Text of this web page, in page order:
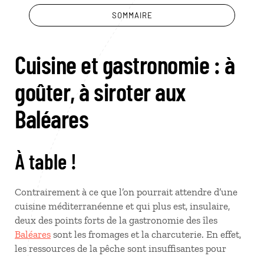
SOMMAIRE
Cuisine et gastronomie : à
goûter, à siroter aux
Baléares
À table !
Contrairement à ce que l’on pourrait attendre d’une
cuisine méditerranéenne et qui plus est, insulaire,
deux des points forts de la gastronomie des îles
Baléares sont les fromages et la charcuterie. En effet,
les ressources de la pêche sont insuffisantes pour